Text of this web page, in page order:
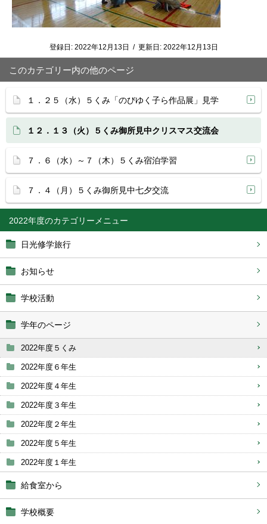
2022年度
日光修学旅行
お知らせ
学校活動
学年のページ
2022年度５くみ
2022年度６年生
2022年度４年生
2022年度３年生
2022年度２年生
2022年度５年生
2022年度１年生
給食室から
学校概要
登録日: 2022年12月13日 / 更新日: 2022年12月13日
このカテゴリー内の他のページ
１．２５（水）５くみ「のびゆく子ら作品展」見学
１２．１３（火）５くみ御所見中クリスマス交流会
７．６（水）～７（木）５くみ宿泊学習
７．４（月）５くみ御所見中七夕交流